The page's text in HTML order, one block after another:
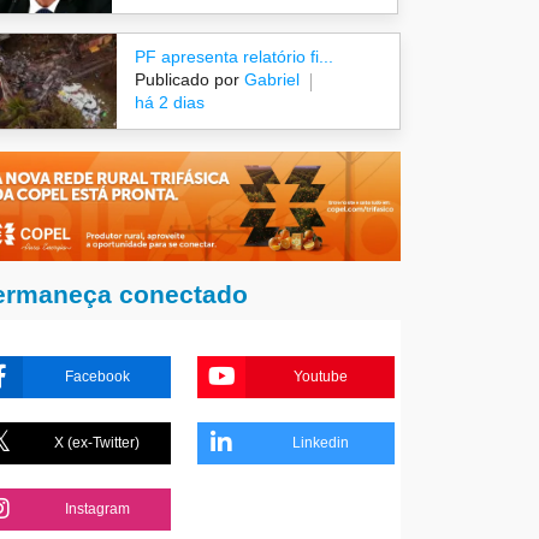
PF apresenta relatório fi...
Publicado por Gabriel
há 2 dias
conectado
Facebook Youtube
X (ex-Twitter) Linkedin
Instagram